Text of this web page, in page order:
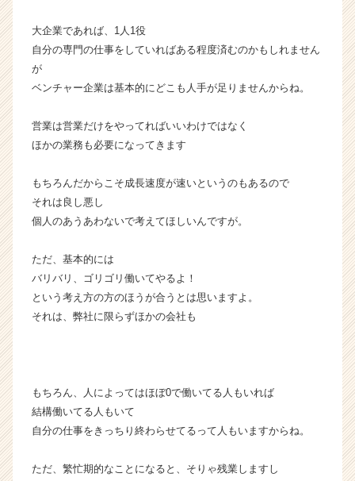
大企業であれば、1人1役
自分の専門の仕事をしていればある程度済むのかもしれません
が
ベンチャー企業は基本的にどこも人手が足りませんからね。
営業は営業だけをやってればいいわけではなく
ほかの業務も必要になってきます
もちろんだからこそ成長速度が速いというのもあるので
それは良し悪し
個人のあうあわないで考えてほしいんですが。
ただ、基本的には
バリバリ、ゴリゴリ働いてやるよ！
という考え方の方のほうが合うとは思いますよ。
それは、弊社に限らずほかの会社も
もちろん、人によってはほぼ0で働いてる人もいれば
結構働いてる人もいて
自分の仕事をきっちり終わらせてるって人もいますからね。
ただ、繁忙期的なことになると、そりゃ残業しますし